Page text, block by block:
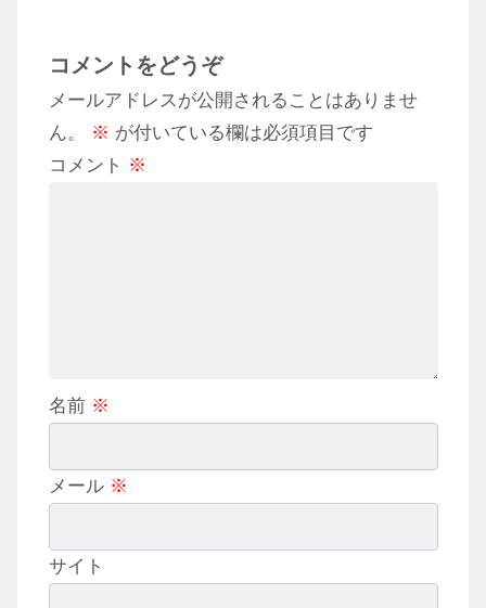
コメントをどうぞ
メールアドレスが公開されることはありませ
ん。
※ が付いている欄は必須項目です
コメント ※
名前 ※
メール ※
サイト